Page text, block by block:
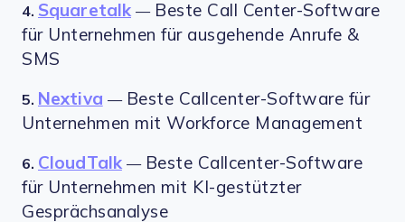
4. Squaretalk — Beste Call Center-Software
für Unternehmen für ausgehende Anrufe &
SMS
5. Nextiva — Beste Callcenter-Software für
Unternehmen mit Workforce Management
6. CloudTalk — Beste Callcenter-Software
für Unternehmen mit KI-gestützter
Gesprächsanalyse